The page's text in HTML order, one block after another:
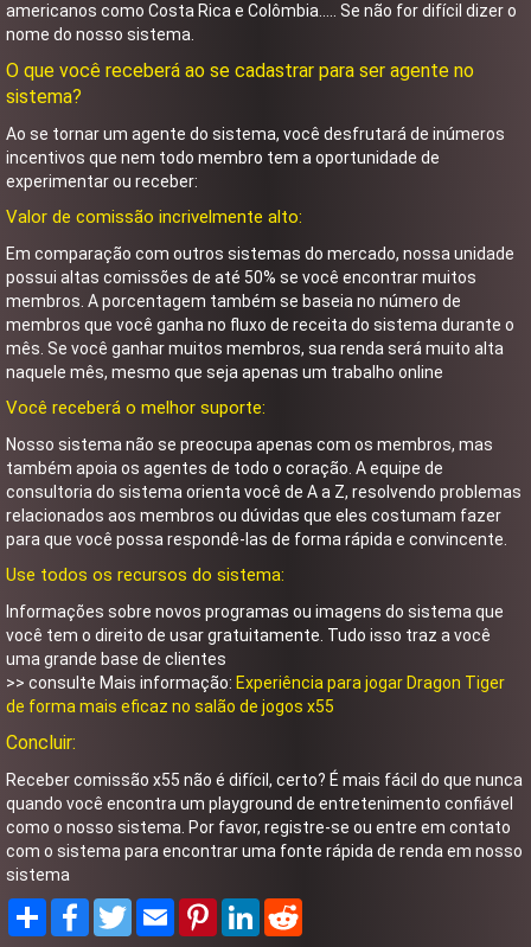
americanos como Costa Rica e Colômbia….. Se não for difícil dizer o
nome do nosso sistema.
O que você receberá ao se cadastrar para ser agente no
sistema?
Ao se tornar um agente do sistema, você desfrutará de inúmeros
incentivos que nem todo membro tem a oportunidade de
experimentar ou receber:
Valor de comissão incrivelmente alto:
Em comparação com outros sistemas do mercado, nossa unidade
possui altas comissões de até 50% se você encontrar muitos
membros. A porcentagem também se baseia no número de
membros que você ganha no fluxo de receita do sistema durante o
mês. Se você ganhar muitos membros, sua renda será muito alta
naquele mês, mesmo que seja apenas um trabalho online
Você receberá o melhor suporte:
Nosso sistema não se preocupa apenas com os membros, mas
também apoia os agentes de todo o coração. A equipe de
consultoria do sistema orienta você de A a Z, resolvendo problemas
relacionados aos membros ou dúvidas que eles costumam fazer
para que você possa respondê-las de forma rápida e convincente.
Use todos os recursos do sistema:
Informações sobre novos programas ou imagens do sistema que
você tem o direito de usar gratuitamente. Tudo isso traz a você
uma grande base de clientes
>> consulte Mais informação: Experiência para jogar Dragon Tiger
de forma mais eficaz no salão de jogos x55
Concluir:
Receber comissão x55 não é difícil, certo? É mais fácil do que nunca
quando você encontra um playground de entretenimento confiável
como o nosso sistema. Por favor, registre-se ou entre em contato
com o sistema para encontrar uma fonte rápida de renda em nosso
sistema
Share FacebookTwitterEmail PinterestLinkedIn